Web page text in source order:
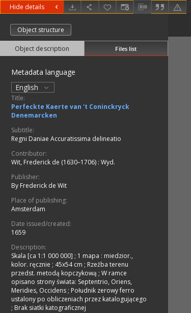
Hide details
Object structure
Object description Files list
Metadata language
English
Title:
Perfeckte Kaerte van 't Coninckryck
Denemarcken
Subtitle:
Regni Daniae Accuratissima delineatio
Contributor:
Wit, Frederick de (1630–1706) : Wyd.
Publisher:
By Frederick de Wit
Place of publishing:
Amsterdam
Date issued/created:
1659
Description:
Skala [ca 1:1 000 000] ; 1 mapa : miedzior.,
kolor. ręcznie ; 45x54 cm ; Rzeźba terenu
przedst. metodą kopczykową ; W ramce
opisano strony świata: Septentrio, Oriens,
Meridies, Occidens ; Południk zerowy ferro
ustalony po obliczeniach przez katalogującego
; Brak siatki katograficznej